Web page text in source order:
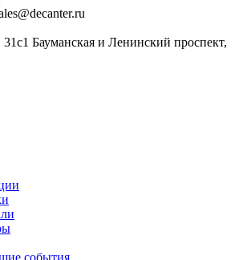
Бауманская и Ленинский проспект,
события